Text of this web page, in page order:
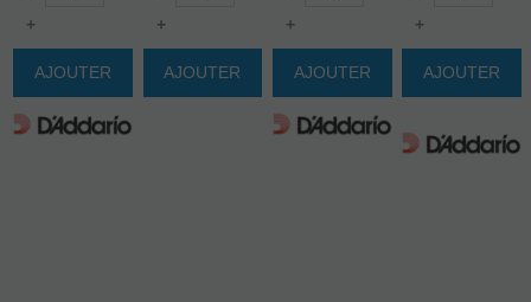
+
AJOUTER
+
AJOUTER
+
AJOUTER
+
AJOUTER